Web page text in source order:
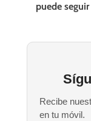
puede
Recibe
en tu móvil.